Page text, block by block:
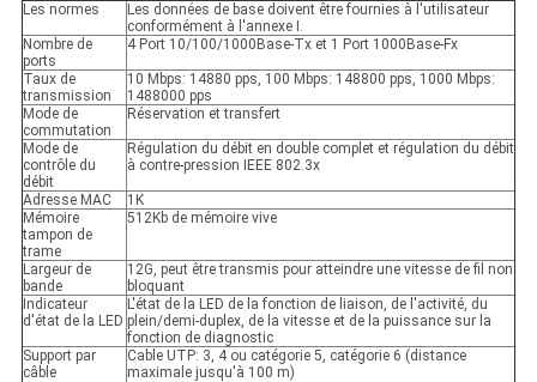
Les normes
Les données de base doivent être fournies à l'utilisateur
conformément à l'annexe I.
Nombre de
ports
4 Port 10/100/1000Base-Tx et 1 Port 1000Base-Fx
Taux de
transmission
10 Mbps: 14880 pps, 100 Mbps: 148800 pps, 1000 Mbps:
1488000 pps
Mode de
commutation
Réservation et transfert
Mode de
contrôle du
débit
Régulation du débit en double complet et régulation du débit
à contre-pression IEEE 802.3x
Adresse MAC
1K
Mémoire
tampon de
trame
512Kb de mémoire vive
Largeur de
bande
12G, peut être transmis pour atteindre une vitesse de fil non
bloquant
Indicateur
d'état de la LED
L'état de la LED de la fonction de liaison, de l'activité, du
plein/demi-duplex, de la vitesse et de la puissance sur la
fonction de diagnostic
Support par
câble
Cable UTP: 3, 4 ou catégorie 5, catégorie 6 (distance
maximale jusqu'à 100 m)